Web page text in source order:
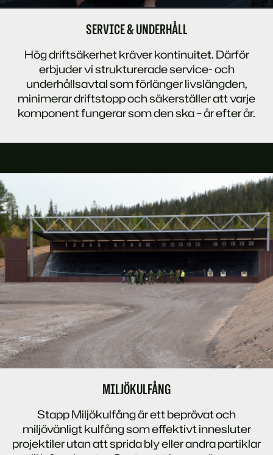
SERVICE & UNDERHÅLL
Hög driftsäkerhet kräver kontinuitet. Därför
erbjuder vi strukturerade service- och
underhållsavtal som förlänger livslängden,
minimerar driftstopp och säkerställer att varje
komponent fungerar som den ska – år efter år.
MILJÖKULFÅNG
Stapp Miljökulfång är ett beprövat och
miljövänligt kulfång som effektivt innesluter
projektiler utan att sprida bly eller andra partiklar